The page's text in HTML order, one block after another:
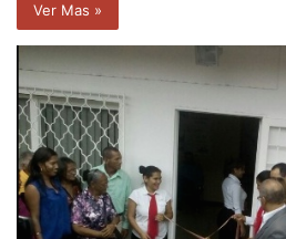
Ver Mas »